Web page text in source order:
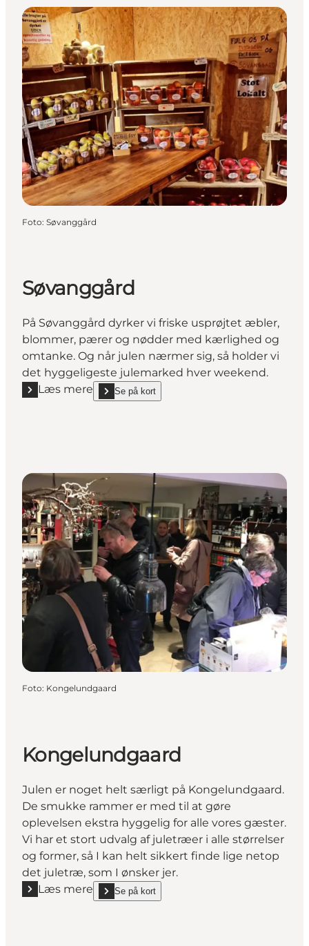
Foto: Søvanggård
Søvanggård
På Søvanggård dyrker vi friske usprøjtet æbler,
blommer, pærer og nødder med kærlighed og
omtanke. Og når julen nærmer sig, så holder vi
det hyggeligeste julemarked hver weekend.
Læs mere
Læs mere "Søvanggård"
Se på kort
show Søvanggård on_map
Foto: Kongelundgaard
Kongelundgaard
Julen er noget helt særligt på Kongelundgaard.
De smukke rammer er med til at gøre
oplevelsen ekstra hyggelig for alle vores gæster.
Vi har et stort udvalg af juletræer i alle størrelser
og former, så I kan helt sikkert finde lige netop
det juletræ, som I ønsker jer.
Læs mere
Læs mere "Kongelundgaard"
Se på kort
show Kongelundgaard on_map